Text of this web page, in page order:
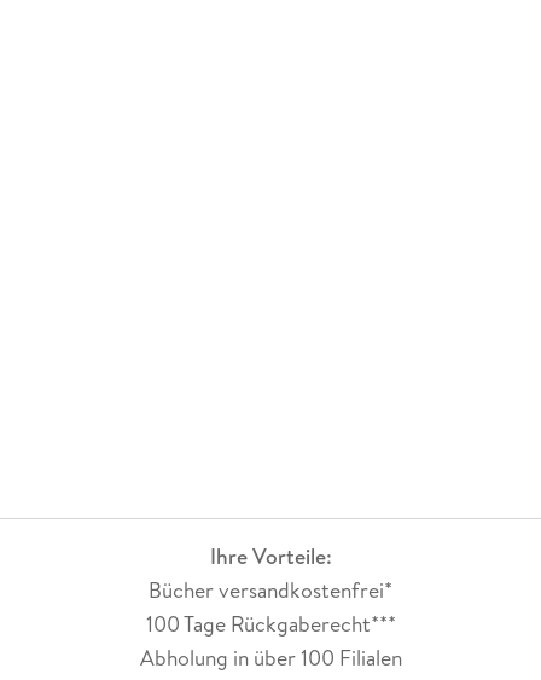
Ihre Vorteile:
Bücher versandkostenfrei*
100 Tage Rückgaberecht***
Abholung in über 100 Filialen